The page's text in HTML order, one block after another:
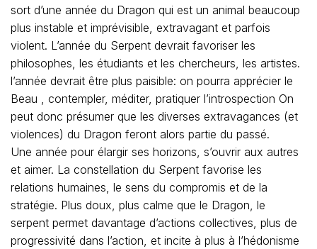
sort d’une année du Dragon qui est un animal beaucoup
plus instable et imprévisible, extravagant et parfois
violent. L’année du Serpent devrait favoriser les
philosophes, les étudiants et les chercheurs, les artistes.
l’année devrait être plus paisible: on pourra apprécier le
Beau , contempler, méditer, pratiquer l’introspection On
peut donc présumer que les diverses extravagances (et
violences) du Dragon feront alors partie du passé.
Une année pour élargir ses horizons, s’ouvrir aux autres
et aimer. La constellation du Serpent favorise les
relations humaines, le sens du compromis et de la
stratégie. Plus doux, plus calme que le Dragon, le
serpent permet davantage d’actions collectives, plus de
progressivité dans l’action, et incite à plus à l’hédonisme